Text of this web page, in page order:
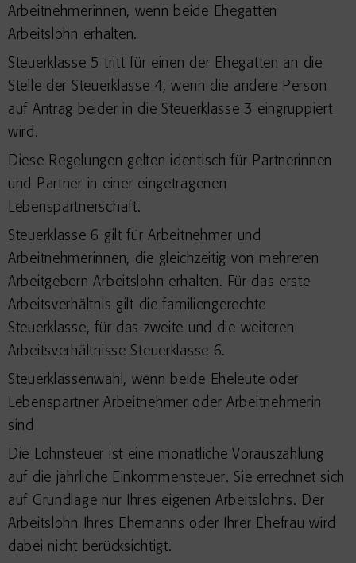
Arbeitnehmerinnen, wenn beide Ehegatten
Arbeitslohn erhalten.
Steuerklasse 5 tritt für einen der Ehegatten an die
Stelle der Steuerklasse 4, wenn die andere Person
auf Antrag beider in die Steuerklasse 3 eingruppiert
wird.
Diese Regelungen gelten identisch für Partnerinnen
und Partner in einer eingetragenen
Lebenspartnerschaft.
Steuerklasse 6 gilt für Arbeitnehmer und
Arbeitnehmerinnen, die gleichzeitig von mehreren
Arbeitgebern Arbeitslohn erhalten. Für das erste
Arbeitsverhältnis gilt die familiengerechte
Steuerklasse, für das zweite und die weiteren
Arbeitsverhältnisse Steuerklasse 6.
Steuerklassenwahl, wenn beide Eheleute oder
Lebenspartner Arbeitnehmer oder Arbeitnehmerin
sind
Die Lohnsteuer ist eine monatliche Vorauszahlung
auf die jährliche Einkommensteuer. Sie errechnet sich
auf Grundlage nur Ihres eigenen Arbeitslohns. Der
Arbeitslohn Ihres Ehemanns oder Ihrer Ehefrau wird
dabei nicht berücksichtigt.